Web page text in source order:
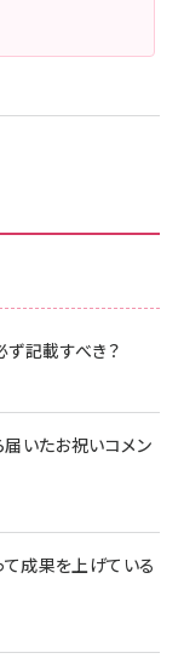
記載すべき？
いたお祝いコメン
て成果を上げている